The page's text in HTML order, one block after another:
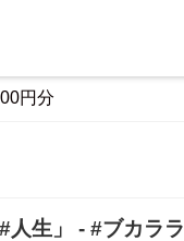
円分
#人生」 - #ブカララ